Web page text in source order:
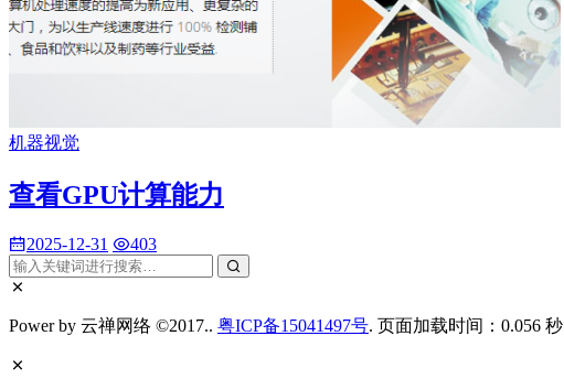
机器视觉
查看GPU计算能力
2025-12-31 403
Power by 云禅网络 ©2017.. 粤ICP备15041497号. 页面加载时间：0.056 秒